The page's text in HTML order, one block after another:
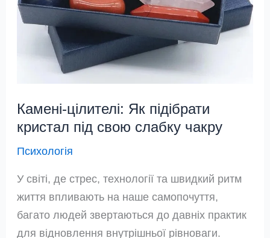
Камені-цілителі: Як підібрати
кристал під свою слабку чакру
Психологія
У світі, де стрес, технології та швидкий ритм
життя впливають на наше самопочуття,
багато людей звертаються до давніх практик
для відновлення внутрішньої рівноваги.